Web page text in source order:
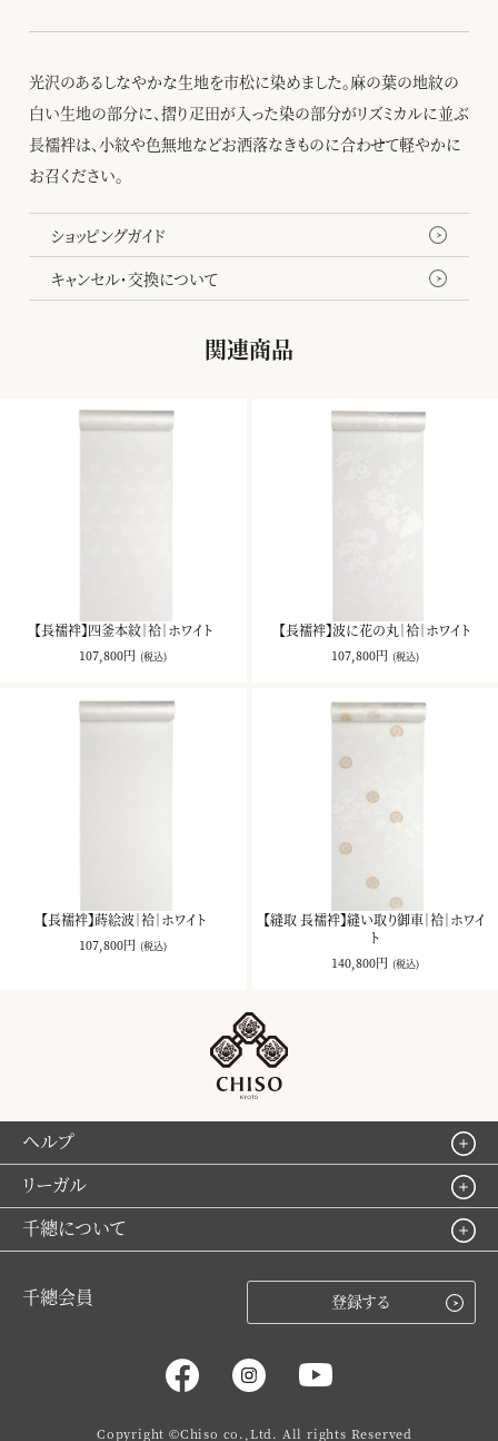
光沢のあるしなやかな生地を市松に染めました。麻の葉の地紋の
白い生地の部分に、摺り疋田が入った染の部分がリズミカルに並ぶ
長襦袢は、小紋や色無地などお洒落なきものに合わせて軽やかに
お召ください。
ショッピングガイド
キャンセル・交換について
関連商品
【長襦袢】四釜本紋｜袷｜ホワイト
107,800円 (税込)
【長襦袢】波に花の丸｜袷｜ホワイト
107,800円 (税込)
【長襦袢】蒔絵波｜袷｜ホワイト
107,800円 (税込)
【縫取 長襦袢】縫い取り御車｜袷｜ホワイ
ト
140,800円 (税込)
ヘルプ
リーガル
千總について
千總会員 登録する
Copyright ©Chiso co.,Ltd. All rights Reserved